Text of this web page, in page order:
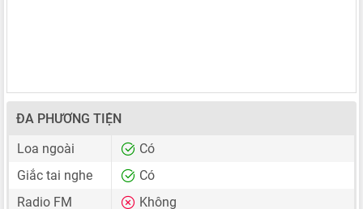
ĐA PHƯƠNG TIỆN
Loa ngoài
Có
Giắc tai nghe
Có
Radio FM
Không